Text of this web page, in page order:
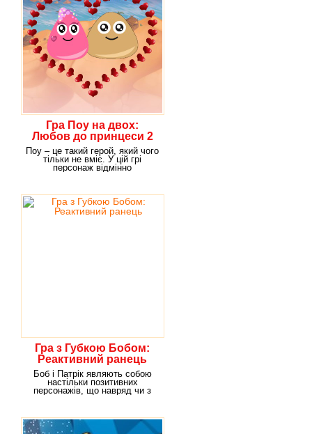
Гра Поу на двох:
Любов до принцеси 2
Поу – це такий герой, який чого
тільки не вміє. У цій грі
персонаж відмінно
Гра з Губкою Бобом:
Реактивний ранець
Боб і Патрік являють собою
настільки позитивних
персонажів, що навряд чи з